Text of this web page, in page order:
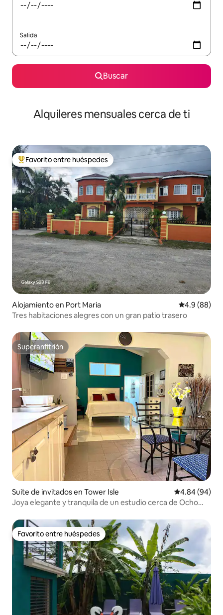
Salida
Buscar
Alquileres mensuales cerca de ti
Favorito entre huéspedes preferido
Favorito entre huéspedes
Alojamiento en Port Maria Calificación
4.9 (88)
Tres habitaciones alegres con un gran patio trasero
Superanfitrión
Superanfitrión
Suite de invitados en Tower Isle Calificación
4.84 (94)
Joya elegante y tranquila de un estudio cerca de Ocho
Favorito entre huéspedes
Favorito entre huéspedes